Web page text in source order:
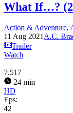
What If…?
Action & Adventure,
11 Aug 2021 A.C.
Trailer
Watch
7.517
24 min
HD
Eps:
42